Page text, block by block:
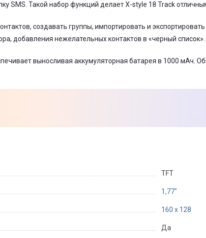
SMS. Такой набор функций делает X-style 18 Track
создавать группы, импортировать и
добавления нежелательных контактов в «черный список».
выносливая аккумуляторная батарея в 1000 мАч.
TFT
1,77"
160 x 128
Да